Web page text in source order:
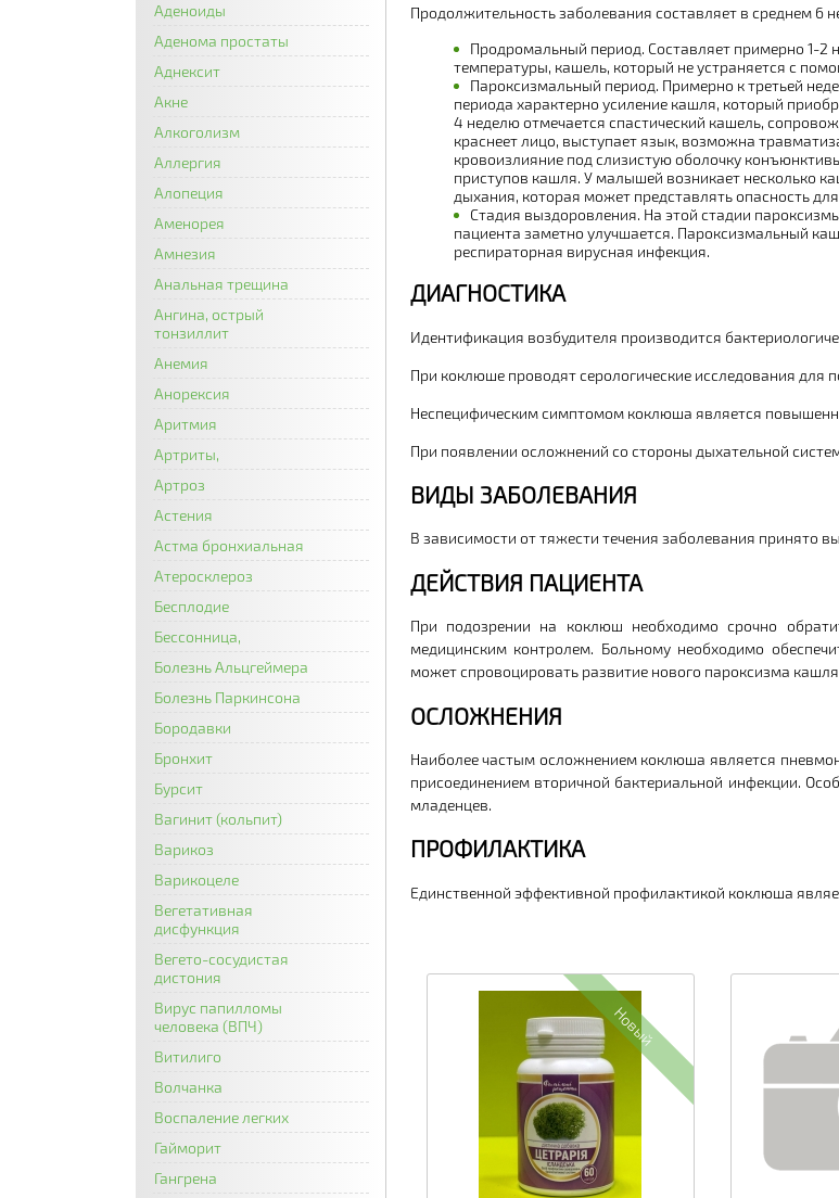
Аденоиды
Аденома простаты
Аднексит
Акне
Алкоголизм
Аллергия
Алопеция
Аменорея
Амнезия
Анальная трещина
Ангина, острый
тонзиллит
Анемия
Анорексия
Аритмия
Артриты,
Артроз
Астения
Астма бронхиальная
Атеросклероз
Бесплодие
Бессонница,
Болезнь Альцгеймера
Болезнь Паркинсона
Бородавки
Бронхит
Бурсит
Вагинит (кольпит)
Варикоз
Варикоцеле
Вегетативная
дисфункция
Вегето-сосудистая
дистония
Вирус папилломы
человека (ВПЧ)
Витилиго
Волчанка
Воспаление легких
Гайморит
Гангрена
Продолжительность заболевания составляет в среднем 6
Продромальный период. Составляет примерно 1-2
температуры, кашель, который не устраняется с
Пароксизмальный период. Примерно к третьей
периода характерно усиление кашля, который
4 неделю отмечается спастический кашель,
краснеет лицо, выступает язык, возможна
кровоизлияние под слизистую оболочку
приступов кашля. У малышей возникает несколько
дыхания, которая может представлять опасность
Стадия выздоровления. На этой стадии
пациента заметно улучшается. Пароксизмальный
респираторная вирусная инфекция.
ДИАГНОСТИКА
Идентификация возбудителя производится
При коклюше проводят серологические исследования для
Неспецифическим симптомом коклюша является
При появлении осложнений со стороны дыхательной
ВИДЫ ЗАБОЛЕВАНИЯ
В зависимости от тяжести течения заболевания принято
ДЕЙСТВИЯ ПАЦИЕНТА
При подозрении на коклюш необходимо срочно
медицинским контролем. Больному необходимо
может спровоцировать развитие нового пароксизма
ОСЛОЖНЕНИЯ
Наиболее частым осложнением коклюша является
присоединением вторичной бактериальной инфекции.
младенцев.
ПРОФИЛАКТИКА
Единственной эффективной профилактикой коклюша
Новый